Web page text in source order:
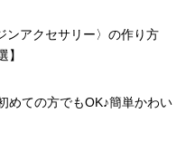
ンアクセサリー〉の作り方
】
めての方でもOK♪簡単かわい